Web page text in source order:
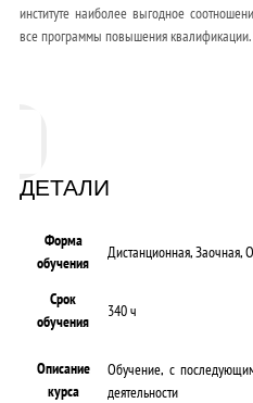
институте наиболее выгодное
все программы повышения квалификации.
ДЕТАЛИ
Форма
обучения
Дистанционная, Заочная,
Срок
обучения
340 ч
Описание
курса
Обучение, с
деятельности